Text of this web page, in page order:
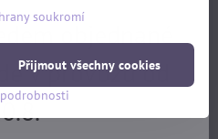
soukromí
Přijmout všechny cookies
objednané
v provozu od